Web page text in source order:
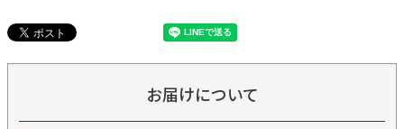
お届けについて